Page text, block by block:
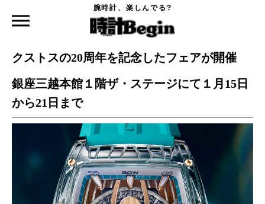
腕時計、楽しんでる?
クストスの20周年を記念したフェアが開催
クストスの20周年を記念したフェアが開催
銀座三越本館１階ザ・ステージにて１月15日
から21日まで